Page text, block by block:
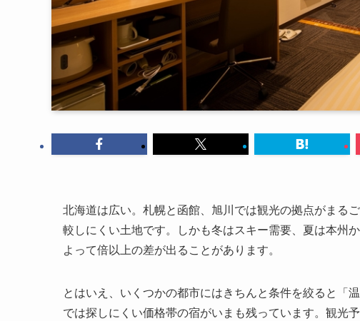
北海道は広い。札幌と函館、旭川では観光の拠点がまる
較しにくい土地です。しかも冬はスキー需要、夏は本州
よって倍以上の差が出ることがあります。
とはいえ、いくつかの都市にはきちんと条件を絞ると「
では探しにくい価格帯の宿がいまも残っています。観光